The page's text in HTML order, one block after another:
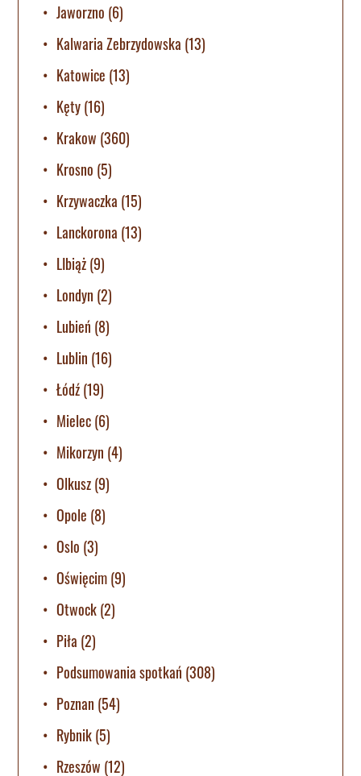
Jaworzno (6)
Kalwaria Zebrzydowska (13)
Katowice (13)
Kęty(16)
Krakow (360)
Krosno (5)
Krzywaczka (15)
Lanckorona (13)
LIbiąż(9)
Londyn (2)
Lubień (8)
Lublin (16)
Łódź(19)
Mielec(6)
Mikorzyn (4)
Olkusz(9)
Opole (8)
Oslo (3)
Oświęcim(9)
Otwock(2)
Piła (2)
Podsumowania spotkań (308)
Poznan (54)
Rybnik(5)
Rzeszów (12)